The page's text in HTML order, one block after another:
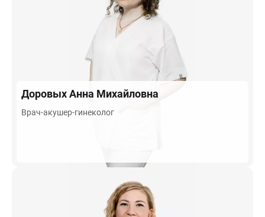
ДоровыхАнна Михайловна
Врач-акушер-гинеколог